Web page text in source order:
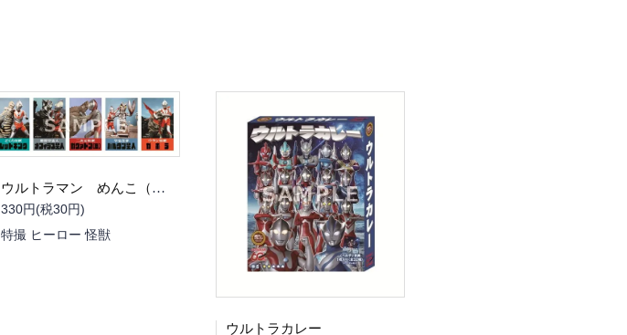
ウルトラマン めんこ（ランダム5種）
330円(税30円)
特撮 ヒーロー 怪獣
ウルトラカレー